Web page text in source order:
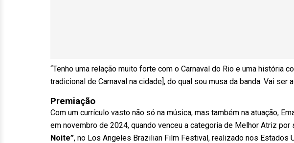
“Tenho uma relação muito forte com o Carnaval do Rio e uma história
tradicional de Carnaval na cidade], do qual sou musa da banda. Vai ser
Premiação
Com um currículo vasto não só na música, mas também na atuação,
em novembro de 2024, quando venceu a categoria de Melhor Atriz
Noite”, no Los Angeles Brazilian Film Festival, realizado nos Estados